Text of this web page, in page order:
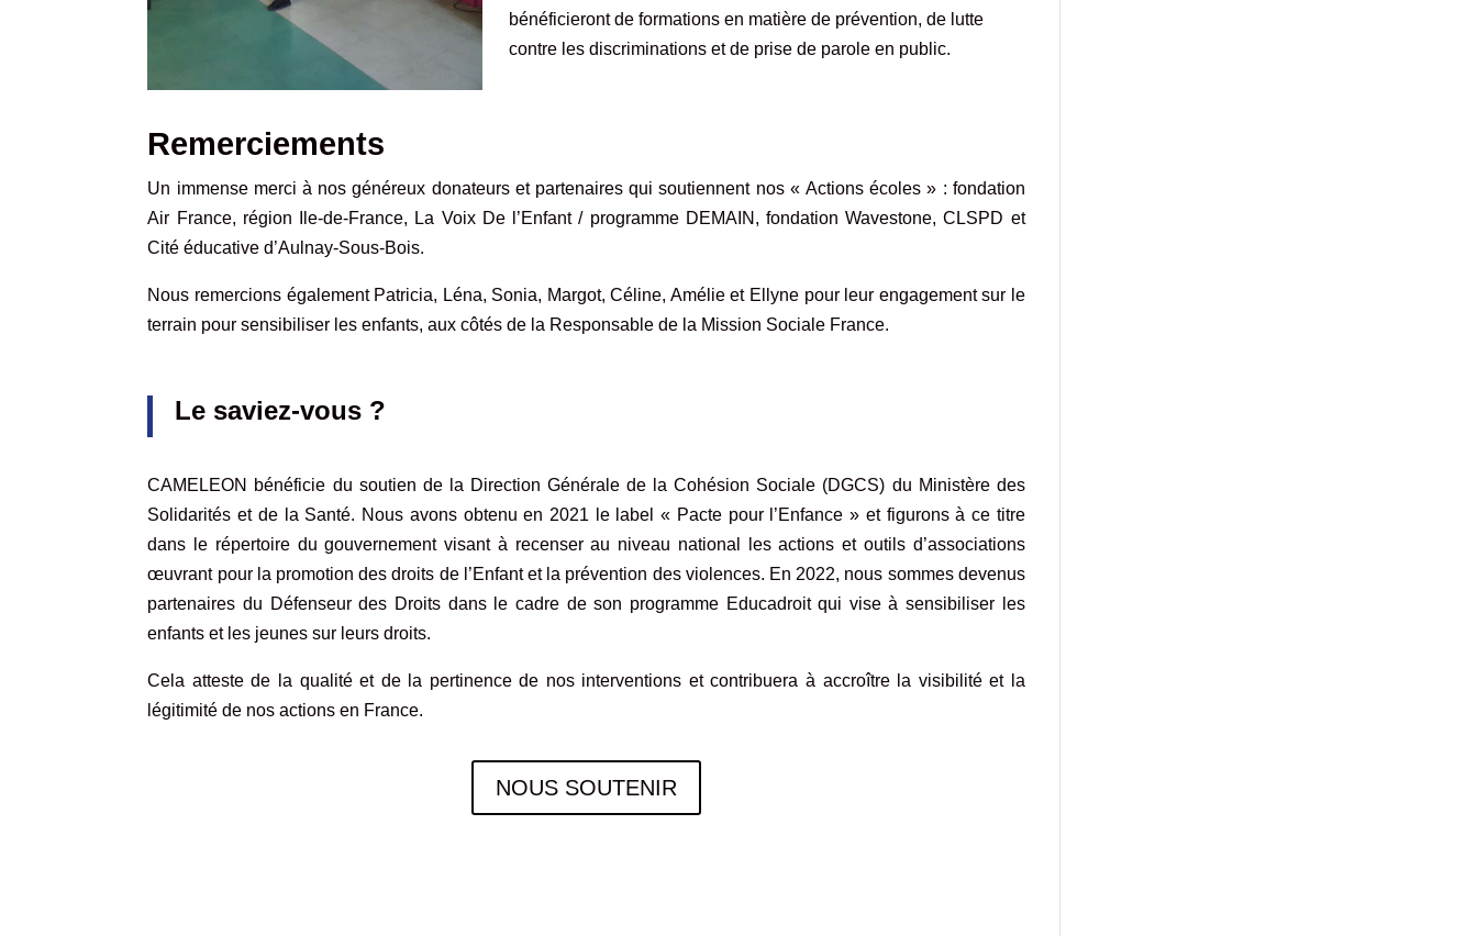
bénéficieront de formations en matière de prévention, de lutte
contre les discriminations et de prise de parole en public.
Remerciements
Un immense merci à nos généreux donateurs et partenaires qui soutiennent nos « Actions écoles » : fondation
Air France, région Ile-de-France, La Voix De l’Enfant / programme DEMAIN, fondation Wavestone, CLSPD et
Cité éducative d’Aulnay-Sous-Bois.
Nous remercions également Patricia, Léna, Sonia, Margot, Céline, Amélie et Ellyne pour leur engagement sur le
terrain pour sensibiliser les enfants, aux côtés de la Responsable de la Mission Sociale France.
Le saviez-vous ?
CAMELEON bénéficie du soutien de la Direction Générale de la Cohésion Sociale (DGCS) du Ministère des
Solidarités et de la Santé. Nous avons obtenu en 2021 le label « Pacte pour l’Enfance » et figurons à ce titre
dans le répertoire du gouvernementvisant à recenser au niveau national les actions et outils d’associations
œuvrant pour la promotion des droits de l’Enfant et la prévention des violences. En 2022, nous sommes devenus
partenaires du Défenseur des Droits dans le cadre de son programme Educadroitqui vise à sensibiliser les
enfants et les jeunes sur leurs droits.
Cela atteste de la qualité et de la pertinence de nos interventions et contribuera à accroître la visibilité et la
légitimité de nos actions en France.
NOUS SOUTENIR